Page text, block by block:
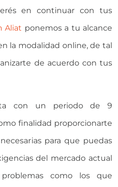
en continuar con tus
Aliat ponemos a tu alcance
la modalidad online, de tal
de acuerdo con tus
con un periodo de 9
finalidad proporcionarte
para que puedas
del mercado actual
como los que